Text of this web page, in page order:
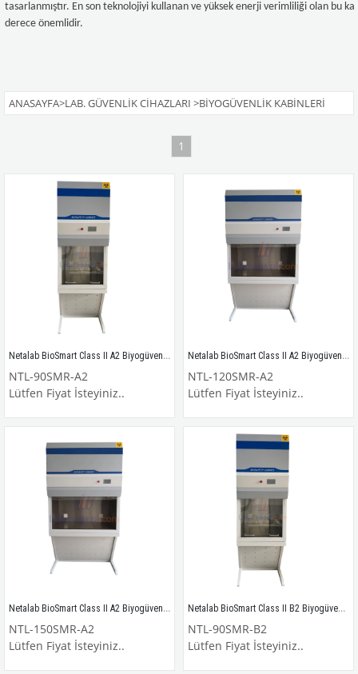
tasarlanmıştır. En son teknolojiyi kullanan ve yüksek enerji verimliliği olan bu
derece önemlidir.
ANASAYFA>LAB. GÜVENLIK CIHAZLARI >BIYOGÜVENLIK KABINLERI
1
Netalab BioSmart Class II A2 Biyogüvenlik Kabini DIN EN12469 / NTL-90SMR-A2
NTL-90SMR-A2
Lütfen Fiyat İsteyiniz..
Netalab BioSmart Class II A2 Biyogüvenlik Kabini DIN EN12469 / NTL-120SMR-A2
NTL-120SMR-A2
Lütfen Fiyat İsteyiniz..
Netalab BioSmart Class II A2 Biyogüvenlik Kabini DIN EN12469 / NTL-150SMR-A2
NTL-150SMR-A2
Lütfen Fiyat İsteyiniz..
Netalab BioSmart Class II B2 Biyogüvenlik Kabini DIN EN12469 / NTL-90SMR-B2
NTL-90SMR-B2
Lütfen Fiyat İsteyiniz..